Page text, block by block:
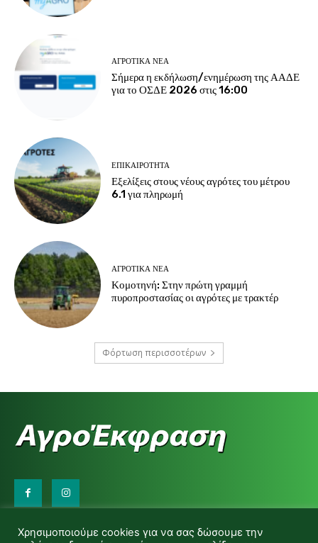
ΑΓΡΟΤΙΚΆ ΝΈΑ
Σήμερα η εκδήλωση/ενημέρωση της ΑΑΔΕ
για το ΟΣΔΕ 2026 στις 16:00
ΕΠΙΚΑΙΡΌΤΗΤΑ
Εξελίξεις στους νέους αγρότες του μέτρου
6.1 για πληρωμή
ΑΓΡΟΤΙΚΆ ΝΈΑ
Κομοτηνή: Στην πρώτη γραμμή
πυροπροστασίας οι αγρότες με τρακτέρ
Φόρτωση περισσοτέρων
d.makas@yahoo.gr
Χρησιμοποιούμε cookies για να σας δώσουμε την